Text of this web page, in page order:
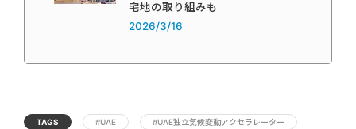
宅地の取り組みも
2026/3/16
TAGS #UAE #UAE独立気候変動アクセラレーター